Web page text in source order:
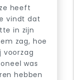
heeft
vindt dat
in zijn
zag, hoe
voorzag
was
hebben